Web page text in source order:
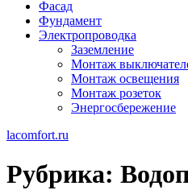
Фасад
Фундамент
Электропроводка
Заземление
Монтаж
Монтаж освещения
Монтаж розеток
Энергосбережение
lacomfort.ru
Рубрика: